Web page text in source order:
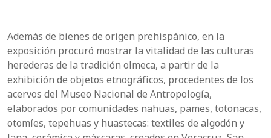
Además de bienes de origen prehispánico, en la
exposición procuró mostrar la vitalidad de las culturas
herederas de la tradición olmeca, a partir de la
exhibición de objetos etnográficos, procedentes de los
acervos del Museo Nacional de Antropología,
elaborados por comunidades nahuas, pames, totonacas,
otomíes, tepehuas y huastecas: textiles de algodón y